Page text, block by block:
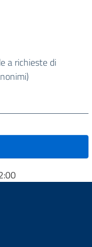
a richieste di